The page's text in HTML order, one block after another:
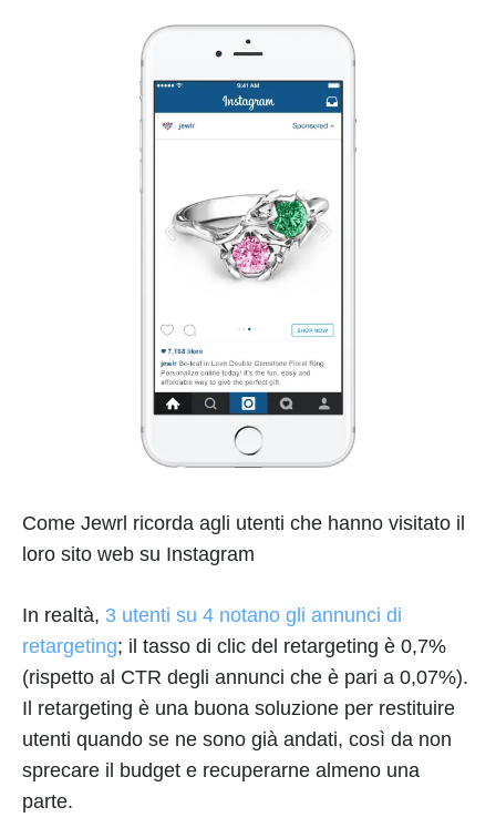
Come Jewrl ricorda agli utenti che hanno visitato il
loro sito web su Instagram
In realtà, 3 utenti su 4 notano gli annunci di
retargeting; il tasso di clic del retargeting è 0,7%
(rispetto al CTR degli annunci che è pari a 0,07%).
Il retargeting è una buona soluzione per restituire
utenti quando se ne sono già andati, così da non
sprecare il budget e recuperarne almeno una
parte.